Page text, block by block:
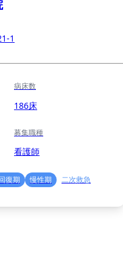
1
病床数
186床
募集職種
看護師
復期 慢性期
二次救急